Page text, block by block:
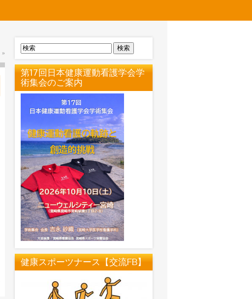
»
検索
第17回日本健康運動看護学会学
術集会のご案内
健康スポーツナース【交流FB】